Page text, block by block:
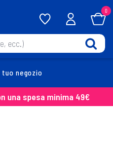
0
tuo negozio
una spesa minima 49€